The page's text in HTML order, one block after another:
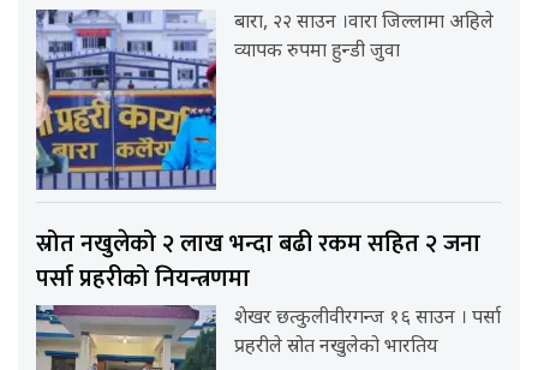
बारा, २२ साउन ।वारा जिल्लामा अहिले
व्यापक रुपमा हुन्डी जुवा
स्रोत नखुलेको २ लाख भन्दा बढी रकम सहित २ जना
पर्सा प्रहरीको नियन्त्रणमा
शेखर छत्कुलीवीरगन्ज १६ साउन । पर्सा
प्रहरीले स्रोत नखुलेको भारतिय